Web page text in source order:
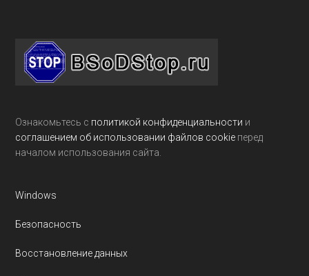
Footer
Ознакомьтесь с политикой конфиденциальности и
соглашением об использовании файлов cookie перед
началом использования сайта.
Windows
Безопасность
Восстановление данных